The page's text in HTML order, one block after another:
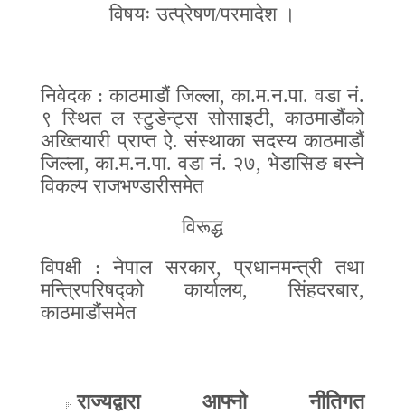
विषयः उत्प्रेषण/परमादेश ।
निवेदक : काठमाडौं जिल्ला, का.म.न.पा. वडा नं.
९ स्थित ल स्टुडेन्ट्स सोसाइटी, काठमाडौंको
अख्तियारी प्राप्त ऐ. संस्थाका सदस्य काठमाडौं
जिल्ला, का.म.न.पा. वडा नं. २७, भेडासिङबस्ने
विकल्प राजभण्डारीसमेत
विरूद्ध
विपक्षी :नेपाल सरकार,
प्रधानमन्त्री तथा
मन्त्रिपरिषद्को कार्यालय, सिंहदरबार,
काठमाडौंसमेत
राज्यद्वारा आफ्नो नीतिगत